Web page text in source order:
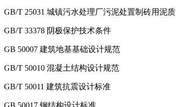
GB/T 25031 城镇污水处理厂污泥处置制砖用泥质
GB/T 33378 阴极保护技术条件
GB 50007 建筑地基基础设计规范
GB/T 50010 混凝土结构设计规范
GB/T 50011 建筑抗震设计标准